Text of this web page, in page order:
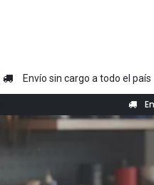
Envío sin cargo a todo el país